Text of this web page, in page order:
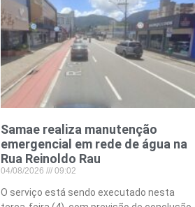
Samae realiza manutenção
emergencial em rede de água na
Rua Reinoldo Rau
04/08/2026 09:02
O serviço está sendo executado nesta